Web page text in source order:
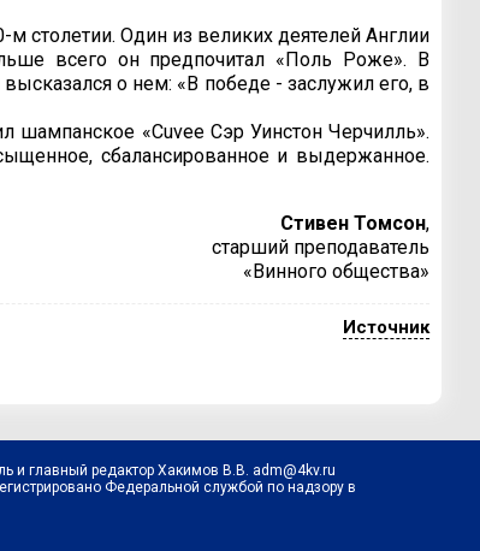
столетии. Один из великих деятелей Англии
всего он предпочитал «Поль Роже». В
о нем: «В победе - заслужил его, в
шампанское «Cuvee Сэр Уинстон Черчилль».
сбалансированное и выдержанное.
Стивен Томсон,
старший преподаватель
«Винного общества»
Источник
и главный редактор Хакимов В.В. adm@4kv.ru
Федеральной службой по надзору в